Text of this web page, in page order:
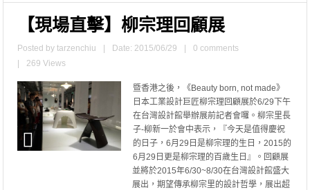
【現場直擊】柳宗理回顧展
Posted bytarzenchiu Date: 2015/06/29
0 comments
269 Views
暨香港之後，《Beauty born, not made》
日本工業設計巨匠柳宗理回顧展於6/29下午
在台灣設計館舉辦展前記者會囉。柳宗里長
子-柳新一於會中表示，『今天是值得慶祝
的日子，6月29日是柳宗理的生日，2015的
6月29日更是柳宗理的百歲生日』。回顧展
並將於2015年6/30~8/30在台灣設計館盛大
展出，期望傳承柳宗里的設計哲學，展出超